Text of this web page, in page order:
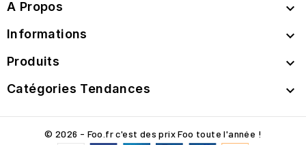
A Propos 
Informations 
Produits 
Catégories Tendances 
© 2026 - Foo.fr c'est des prix Foo toute l'année !